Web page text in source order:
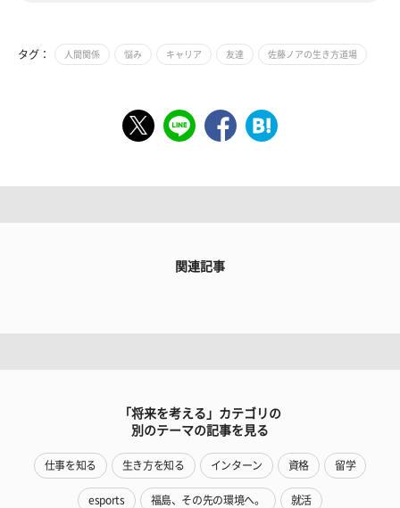
タグ： 人間関係 悩み キャリア 友達 佐藤ノアの生き方道場
関連記事
「将来を考える」カテゴリの
別のテーマの記事を見る
仕事を知る 生き方を知る インターン 資格 留学
esports 福島、その先の環境へ。 就活